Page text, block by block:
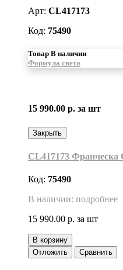
Арт: CL417173
Код: 75490
Товар В наличии
Формула света
15 990.00 р. за шт
Закрыть
CL417173
Код: 75490
В наличии: подробнее
15 990.00 р. за шт
В корзину
Отложить
Сравнить